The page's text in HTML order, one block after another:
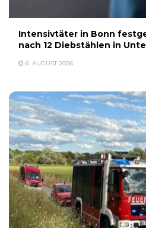
Intensivtäter in Bonn
nach 12 Diebstählen in
6. AUGUST 2026